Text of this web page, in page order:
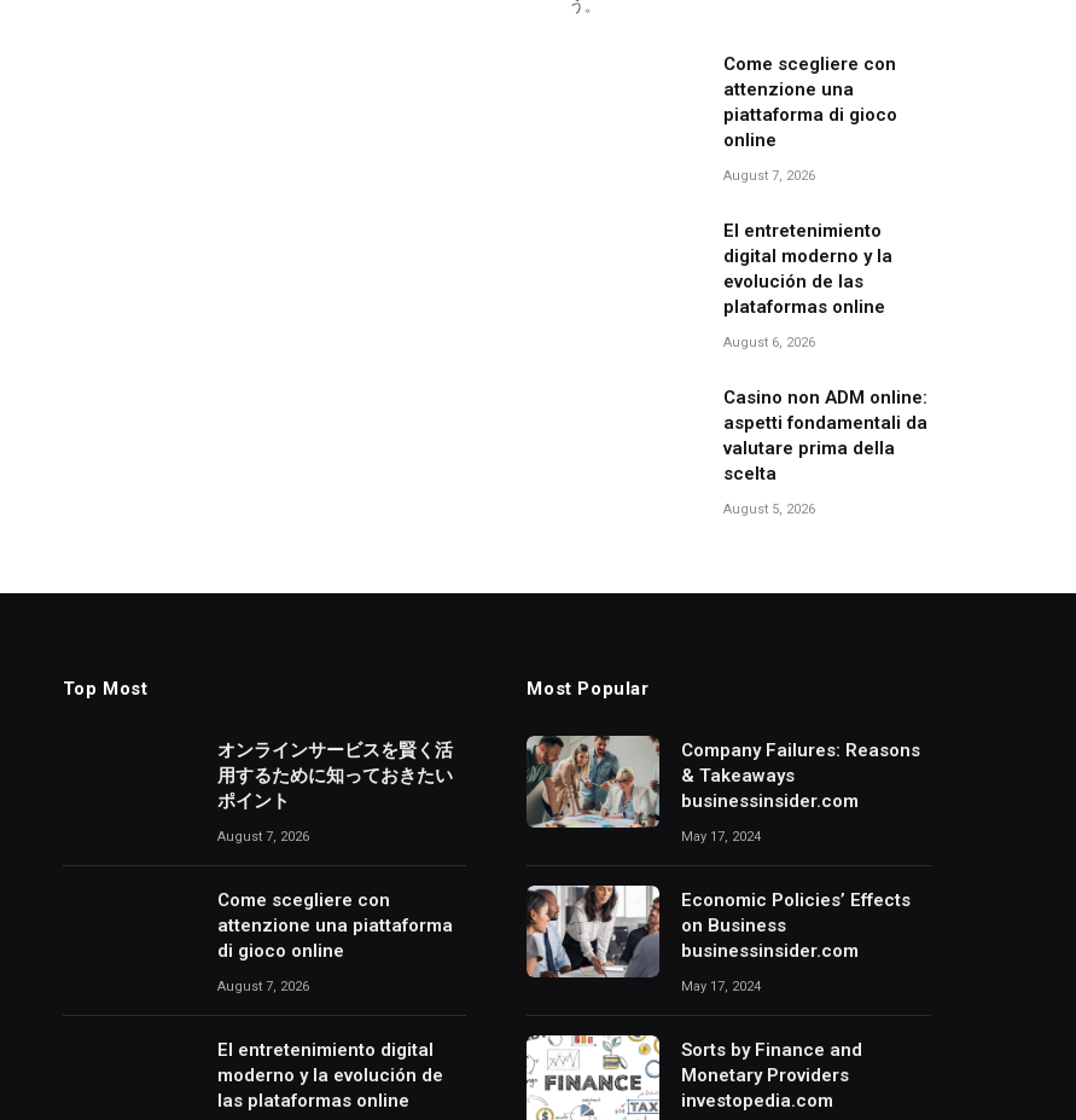
う。
Come scegliere con
attenzione una
piattaforma di gioco
online
August 7, 2026
El entretenimiento
digital moderno y la
evolución de las
plataformas online
August 6, 2026
Casino non ADM online:
aspetti fondamentali da
valutare prima della
scelta
August 5, 2026
Top Most
オンラインサービスを賢く活
用するために知っておきたい
ポイント
August 7, 2026
Come scegliere con
attenzione una piattaforma
di gioco online
August 7, 2026
El entretenimiento digital
moderno y la evolución de
las plataformas online
Most Popular
Company Failures: Reasons
& Takeaways
businessinsider.com
May 17, 2024
Economic Policies’ Effects
on Business
businessinsider.com
May 17, 2024
Sorts by Finance and
Monetary Providers
investopedia.com